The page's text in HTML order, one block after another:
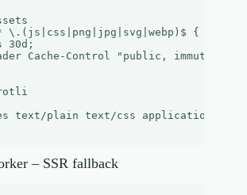
\.(js|css|png|jpg|svg|webp)$ {
30d;
Cache-Control "public, immutable";
text/plain text/css application/
– SSR fallback